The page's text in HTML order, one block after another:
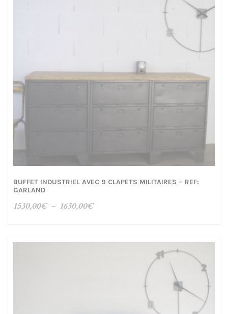
BUFFET INDUSTRIEL AVEC 9 CLAPETS MILITAIRES – REF:
GARLAND
1530,00€ – 1630,00€Plage
1530,00€